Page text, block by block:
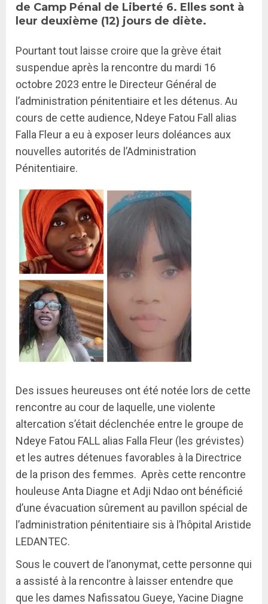
de Camp Pénal de Liberté 6. Elles sont à
leur deuxième (12) jours de diète.
Pourtant tout laisse croire que la grève était
suspendue après la rencontre du mardi 16
octobre 2023 entre le Directeur Général de
l’administration pénitentiaire et les détenus. Au
cours de cette audience, Ndeye Fatou Fall alias
Falla Fleur a eu à exposer leurs doléances aux
nouvelles autorités de l’Administration
Pénitentiaire.
Des issues heureuses ont été notée lors de cette
rencontre au cour de laquelle, une violente
altercation s’était déclenchée entre le groupe de
Ndeye Fatou FALL alias Falla Fleur (les grévistes)
et les autres détenues favorables à la Directrice
de la prison des femmes. Après cette rencontre
houleuse Anta Diagne et Adji Ndao ont bénéficié
d’une évacuation sûrement au pavillon spécial de
l’administration pénitentiaire sis à l’hôpital Aristide
LEDANTEC.
Sous le couvert de l’anonymat, cette personne qui
a assisté à la rencontre à laisser entendre que
que les dames Nafissatou Gueye, Yacine Diagne